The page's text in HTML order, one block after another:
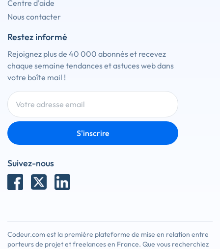
Centre d'aide
Nous contacter
Restez informé
Rejoignez plus de 40 000 abonnés et recevez
chaque semaine tendances et astuces web dans
votre boîte mail !
S'inscrire
Suivez-nous
Codeur.com est la première plateforme de mise en relation entre
porteurs de projet et freelances en France. Que vous recherchiez